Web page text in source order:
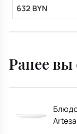
Original 49 см
632 BYN
Ранее